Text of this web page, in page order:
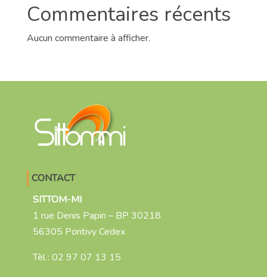
Commentaires récents
Aucun commentaire à afficher.
CONTACT
SITTOM-MI
1 rue Denis Papin – BP 30218
56305 Pontivy Cedex
Tèl : 02 97 07 13 15